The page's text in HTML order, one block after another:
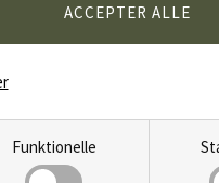
Funktionelle
også...